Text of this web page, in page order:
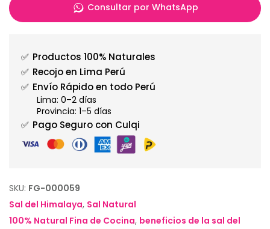
Consultar por WhatsApp
✅ Productos 100% Naturales
✅ Recojo en Lima Perú
✅ Envío Rápido en todo Perú
Lima: 0–2 días
Provincia: 1–5 días
✅ Pago Seguro con Culqi
SKU: FG-000059
Sal del Himalaya, Sal Natural
100% Natural Fina de Cocina, beneficios de la sal del